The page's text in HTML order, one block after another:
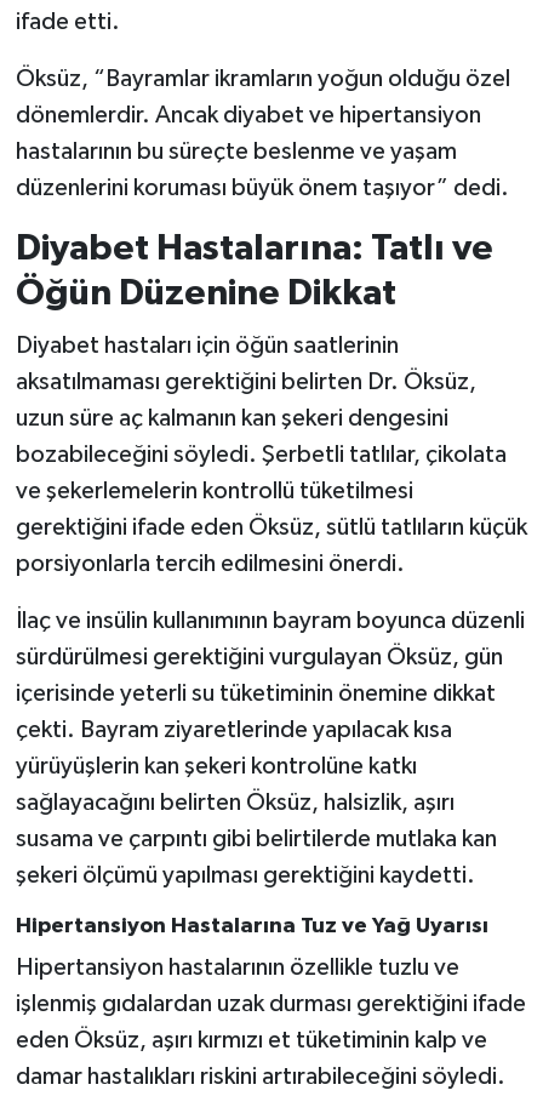
ifade etti.
Öksüz, “Bayramlar ikramların yoğun olduğu özel
dönemlerdir. Ancak diyabet ve hipertansiyon
hastalarının bu süreçte beslenme ve yaşam
düzenlerini koruması büyük önem taşıyor” dedi.
Diyabet Hastalarına: Tatlı ve
Öğün Düzenine Dikkat
Diyabet hastaları için öğün saatlerinin
aksatılmaması gerektiğini belirten Dr. Öksüz,
uzun süre aç kalmanın kan şekeri dengesini
bozabileceğini söyledi. Şerbetli tatlılar, çikolata
ve şekerlemelerin kontrollü tüketilmesi
gerektiğini ifade eden Öksüz, sütlü tatlıların küçük
porsiyonlarla tercih edilmesini önerdi.
İlaç ve insülin kullanımının bayram boyunca düzenli
sürdürülmesi gerektiğini vurgulayan Öksüz, gün
içerisinde yeterli su tüketiminin önemine dikkat
çekti. Bayram ziyaretlerinde yapılacak kısa
yürüyüşlerin kan şekeri kontrolüne katkı
sağlayacağını belirten Öksüz, halsizlik, aşırı
susama ve çarpıntı gibi belirtilerde mutlaka kan
şekeri ölçümü yapılması gerektiğini kaydetti.
Hipertansiyon Hastalarına Tuz ve Yağ Uyarısı
Hipertansiyon hastalarının özellikle tuzlu ve
işlenmiş gıdalardan uzak durması gerektiğini ifade
eden Öksüz, aşırı kırmızı et tüketiminin kalp ve
damar hastalıkları riskini artırabileceğini söyledi.